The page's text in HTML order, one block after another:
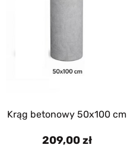
Krąg betonowy 50x100 cm
209,00